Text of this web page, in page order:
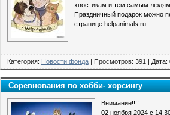
хвостикам и тем самым
Праздничный подарок можно
странице helpanimals.ru
Категория: Новости фонда| Просмотров: 391 | Дата:
Соревнования по хобби- хорсингу
Внимание!!!!
02 ноября 2024 с